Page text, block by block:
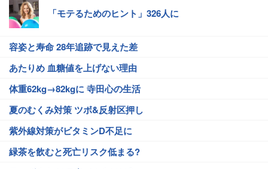
「モテるためのヒント」326人に
容姿と寿命 28年追跡で見えた差
あたりめ 血糖値を上げない理由
体重62kg→82kgに 寺田心の生活
夏のむくみ対策 ツボ&反射区押し
紫外線対策がビタミンD不足に
緑茶を飲むと死亡リスク低まる?